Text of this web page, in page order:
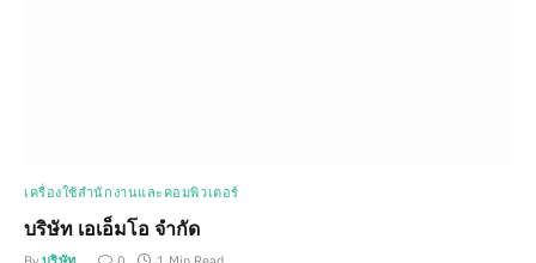
เครื่องใช้สำนักงานและคอมพิวเตอร์
บริษัท เอเอ็มโอ จำกัด